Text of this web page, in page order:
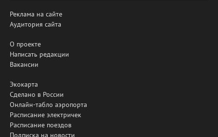
Реклама на сайте
Аудитория сайта
О проекте
Написать редакции
Вакансии
Экокарта
Сделано в России
Онлайн-табло аэропорта
Расписание электричек
Расписание поездов
Подписка на новости